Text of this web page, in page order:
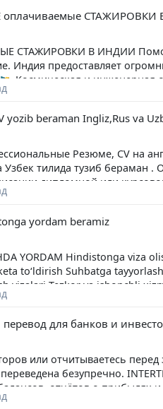
и консульскую
в Telegram intertext2009.
75 📞 Тел.: (95) 169-98-77 |
#raschet-stoimosti
оплачиваемые
СТАЖИРОВКИ В ИНДИИ
Индия предоставляет
Космическая и инженерная
госучреждений 🏥
стипендии Повышение
и других стран СНГ.
— обращайтесь по телефону
yozib beraman Ingliz,Rus va
Резюме, CV на
Узбек тилида тузиб бераман
дипломной или
ming so'm.
va rezume qilib
yordam beramiz
YORDAM Hindistonga viza
to‘ldirish Suhbatga
vizalari Tezkor va ishonchli
ham yordam beramiz. 📌
для банков и
или отчитываетесь
безупречно.
отчётов о прибылях
переводчики владеют